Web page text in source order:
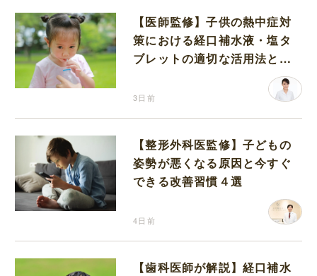
【医師監修】子供の熱中症対
策における経口補水液・塩タ
ブレットの適切な活用法と水
3日前
【整形外科医監修】子どもの
姿勢が悪くなる原因と今すぐ
できる改善習慣４選
4日前
【歯科医師が解説】経口補水